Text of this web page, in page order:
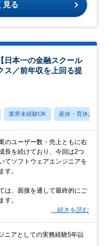
見る
日本一の金融スクール
ス／前年収を上回る提
業界未経験OK 産休・育休あり
のユーザー数・売上ともに右
長を続けており、今回は2つ
てソフトウェアエンジニアを
す。
は、面接を通して最終的にご
す。
…続きを読む
ニアとしての実務経験5年以